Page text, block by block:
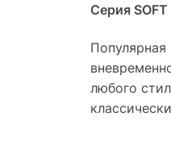
Серия SOFT
любого